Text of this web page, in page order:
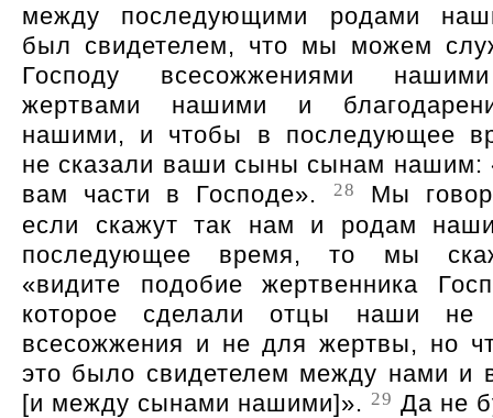
между последующими родами
был свидетелем, что мы можем
Господу всесожжениями
жертвами нашими и
нашими, и чтобы в последующее
не сказали ваши сыны сынам нашим:
вам части в Господе
. 28
Мы
если скажут так нам и родам
последующее время, то мы
видите подобие жертвенника
которое сделали отцы наши не
всесожжения и не для жертвы, но
это было свидетелем между нами и
[и между сынами нашими]
. 29 Да не